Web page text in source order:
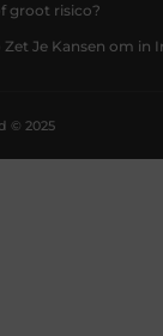
groot risico?
Zet Je Kansen om in
© 2025